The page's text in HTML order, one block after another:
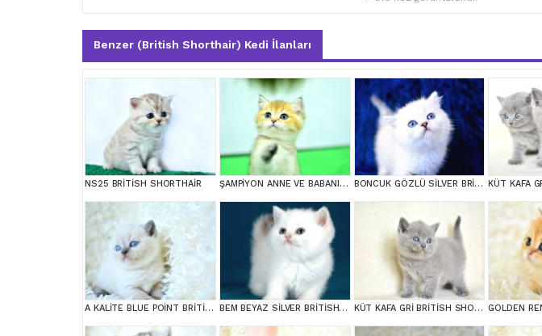
Benzer (British Shorthair) Kedi İlanları
NS25 BRİTİSH SHORTHAİR ŞAMPİYON ANNE VE BABANI YAVRUSU NY11 GOLDEN BRİTİSH SHORTHAİR YAVRUMUZ BONCUK GÖZLÜ SİLVER BRİTİSH SHORTHAİR NS1133
A KALİTE BLUE POİNT BRİTİSH SHORTHAİR BEM BEYAZ SİLVER BRİTİSH SHORTHAİR NS1133 KÜT KAFA GRİ BRİTİSH SHORTHAİR